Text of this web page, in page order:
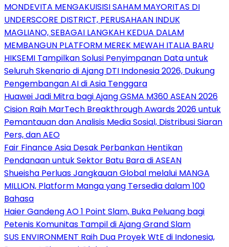
MONDEVITA MENGAKUISISI SAHAM MAYORITAS DI
UNDERSCORE DISTRICT, PERUSAHAAN INDUK
MAGLIANO, SEBAGAI LANGKAH KEDUA DALAM
MEMBANGUN PLATFORM MEREK MEWAH ITALIA BARU
HIKSEMI Tampilkan Solusi Penyimpanan Data untuk
Seluruh Skenario di Ajang DTI Indonesia 2026, Dukung
Pengembangan AI di Asia Tenggara
Huawei Jadi Mitra bagi Ajang GSMA M360 ASEAN 2026
Cision Raih MarTech Breakthrough Awards 2026 untuk
Pemantauan dan Analisis Media Sosial, Distribusi Siaran
Pers, dan AEO
Fair Finance Asia Desak Perbankan Hentikan
Pendanaan untuk Sektor Batu Bara di ASEAN
Shueisha Perluas Jangkauan Global melalui MANGA
MILLION, Platform Manga yang Tersedia dalam 100
Bahasa
Haier Gandeng AO 1 Point Slam, Buka Peluang bagi
Petenis Komunitas Tampil di Ajang Grand Slam
SUS ENVIRONMENT Raih Dua Proyek WtE di Indonesia,